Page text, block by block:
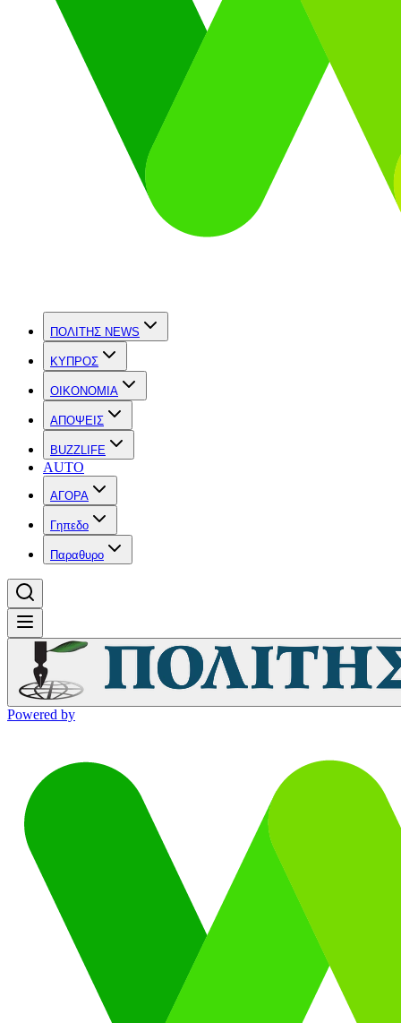
ΠΟΛΙΤΗΣ NEWS
ΚΥΠΡΟΣ
OIKONOMIA
ΑΠΟΨΕΙΣ
BUZZLIFE
AUTO
ΑΓΟΡΑ
Γηπεδο
Παραθυρο
Powered by